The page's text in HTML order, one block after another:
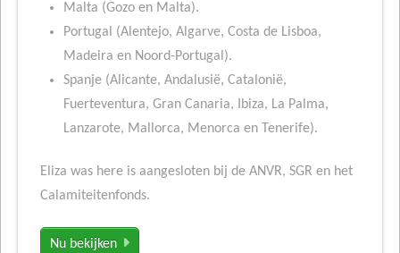
Malta (Gozo en Malta).
Portugal (Alentejo, Algarve, Costa de Lisboa,
Madeira en Noord-Portugal).
Spanje (Alicante, Andalusië, Catalonië,
Fuerteventura, Gran Canaria, Ibiza, La Palma,
Lanzarote, Mallorca, Menorca en Tenerife).
Eliza was here is aangesloten bij de ANVR, SGR en het
Calamiteitenfonds.
Nu bekijken